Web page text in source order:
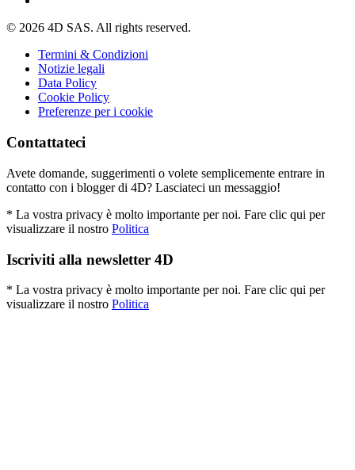
© 2026 4D SAS. All rights reserved.
Termini & Condizioni
Notizie legali
Data Policy
Cookie Policy
Preferenze per i cookie
Contattateci
Avete domande, suggerimenti o volete semplicemente entrare in
contatto con i blogger di 4D? Lasciateci un messaggio!
* La vostra privacy è molto importante per noi. Fare clic qui per
visualizzare il nostro Politica
Iscriviti alla newsletter 4D
* La vostra privacy è molto importante per noi. Fare clic qui per
visualizzare il nostro Politica